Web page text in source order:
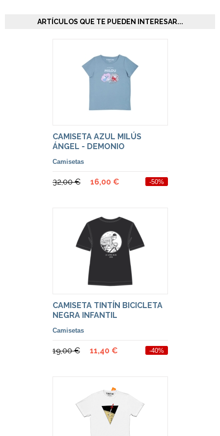
ARTÍCULOS QUE TE PUEDEN INTERESAR...
CAMISETA AZUL MILÚS
ÁNGEL - DEMONIO
Camisetas
32,00 € 16,00 € -50%
CAMISETA TINTÍN BICICLETA
NEGRA INFANTIL
Camisetas
19,00 € 11,40 € -40%